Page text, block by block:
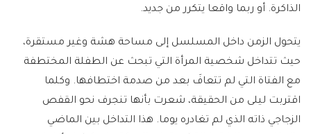
الذاكرة. أو ربما واقعا يتكرر من جديد.
يتحول الزمن داخل المسلسل إلى مساحة هشة وغير مستقرة،
حيث تتداخل شخصية المرأة التي تبحث عن الطفلة المختطفة
مع الفتاة التي لم تتعافَ بعد من صدمة اختطافها. وكلما
اقتربت ليلى من الحقيقة، شعرت بأنها تنجرف نحو القفص
الزجاجي ذاته الذي لم تغادره يوما. هذا التداخل بين الماضي